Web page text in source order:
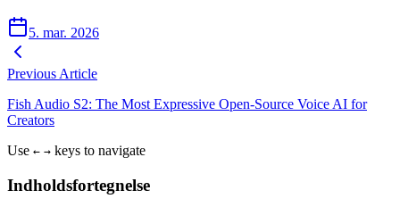
5. mar. 2026
Previous Article
Fish Audio S2: The Most Expressive Open-Source Voice AI for
Creators
Use ← → keys to navigate
Indholdsfortegnelse